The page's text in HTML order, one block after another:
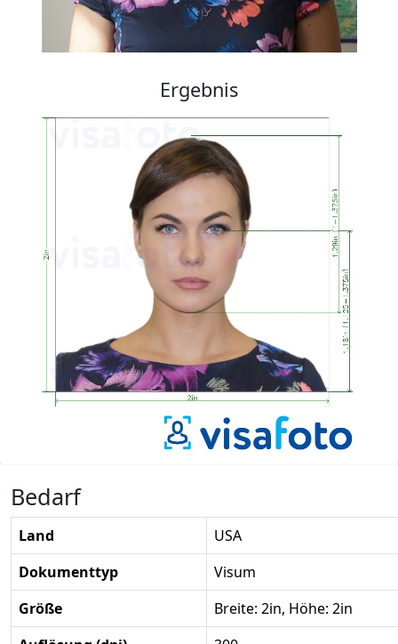
Ergebnis
Bedarf
Land
USA
Dokumenttyp
Visum
Größe
Breite: 2in, Höhe: 2in